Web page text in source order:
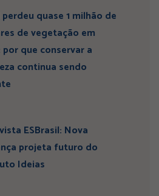
quase 1 milhão de
de vegetação em
que conservar a
continua sendo
ESBrasil: Nova
projeta futuro do
Ideias